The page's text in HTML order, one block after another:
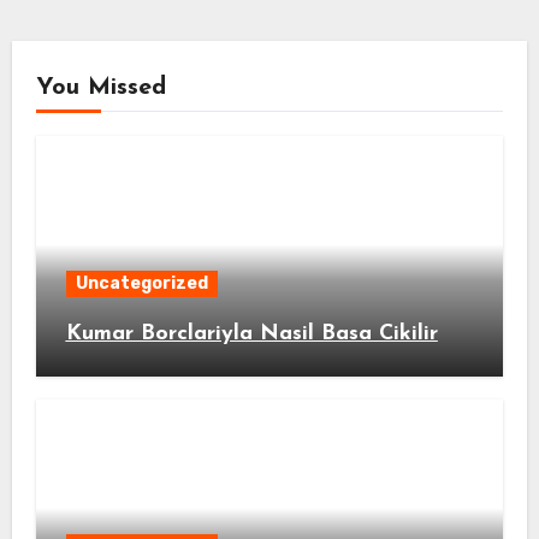
You Missed
Uncategorized
Kumar Borclariyla Nasil Basa Cikilir